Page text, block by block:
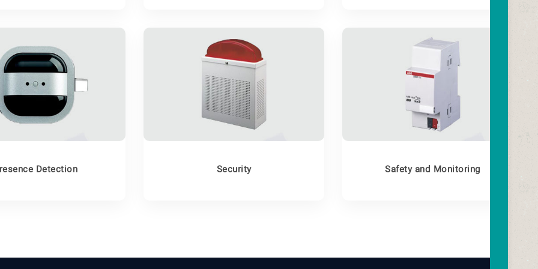
Safety and Monitoring
Security
Detection